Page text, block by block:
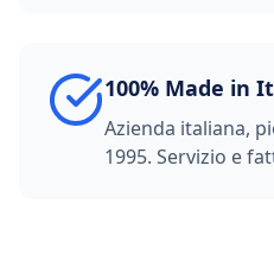
100% Made in
Azienda italiana,
1995. Servizio e